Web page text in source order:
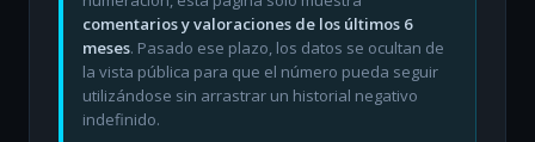
comentarios y valoraciones de los últimos 6
meses. Pasado ese plazo, los datos se ocultan de
la vista pública para que el número pueda seguir
utilizándose sin arrastrar un historial negativo
indefinido.